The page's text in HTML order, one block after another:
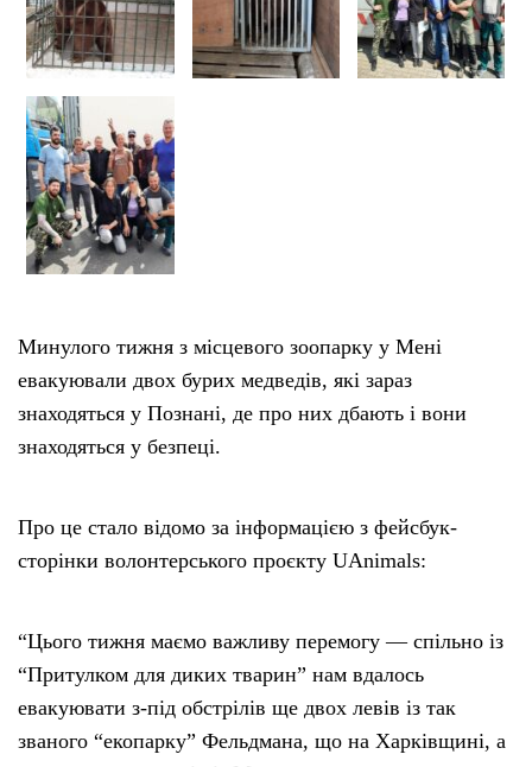
Минулого тижня з місцевого зоопарку у Мені
евакуювали двох бурих медведів, які зараз
знаходяться у Познані, де про них дбають і вони
знаходяться у безпеці.
Про це стало відомо за інформацією з фейсбук-
сторінки волонтерського проєкту UAnimals:
“Цього тижня маємо важливу перемогу — спільно із
“Притулком для диких тварин” нам вдалось
евакуювати з-під обстрілів ще двох левів із так
званого “екопарку” Фельдмана, що на Харківщині, а